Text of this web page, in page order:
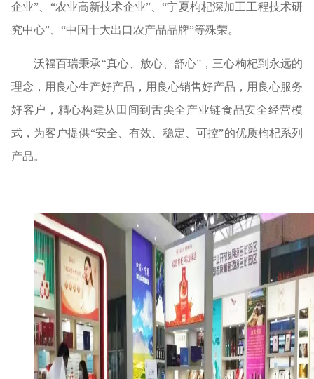
企业”、“农业高新技术企业”、“宁夏枸杞深加工工程技术研
究中心”、“中国十大出口农产品品牌”等殊荣。
沃福百瑞秉承“真心、放心、舒心”，三心枸杞到永远的
理念，用良心生产好产品，用良心销售好产品，用良心服务
好客户，精心构建从田间到舌尖全产业链食品安全经营模
式，为客户提供“安全、有效、稳定、可控”的优质枸杞系列
产品。